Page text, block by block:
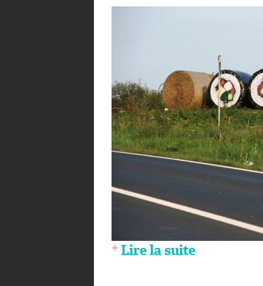
Lire la suite